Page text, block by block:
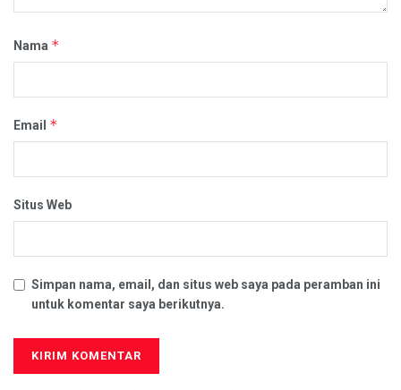
Nama *
Email *
Situs Web
Simpan nama, email, dan situs web saya pada peramban ini
untuk komentar saya berikutnya.